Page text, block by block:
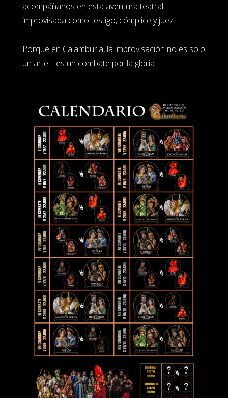
acompáñanos en esta aventura teatral
improvisada como testigo, cómplice y juez.
Porque en Calamburia, la improvisación no es solo
un arte… es un combate por la gloria.